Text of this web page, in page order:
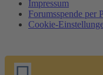
Impressum
Forumsspende per
Cookie-